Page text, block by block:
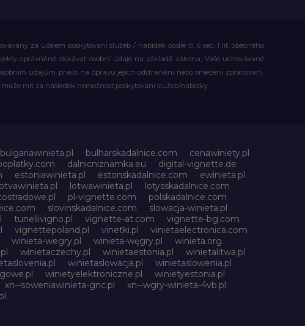
za účelem poskytování služeb / nabídek podle čl. 6 sec. 1 lit. obecného
oprávněné získávat osobní údaje na základě zákona, Vaše uchovávané
údajům, právo na opravu jejich odstranění nebo omezení zpracování,
mít za následek nemožnost poskytování služeb/nabídky.
bulgariawinieta.pl bulharskadalnice.com
cenawiniety.pl
dalnicniznamka.eu
digital-vignette.de
estoniawinieta.pl estonskadalnice.com
ewinieta.pl
lotwawinieta.pl
lotysskadalnice.com
pl-vignette.com
polskadalnice.com
slovinskadalnice.com
slowacja-winieta.pl
tunellivigno.pl vignette-at.com
vignette-bg.com
vignettepoland.pl vinetki.pl
vinietaelectronica.com
winieta-wegry.pl winieta-węgry.pl
winieta.org
winietaczechy.pl winietaestonia.pl
winietalitwa.pl
winietaslowacja.pl
winietaslowenia.pl
winietyelektroniczne.pl
winietyestonia.pl
xn--soweniawinieta-gnc.pl
xn--wgry-winieta-4vb.pl